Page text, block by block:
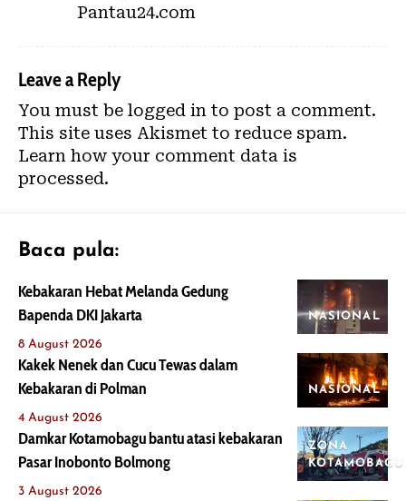
Pantau24.com
Leave a Reply
You must be logged in to post a comment.
This site uses Akismet to reduce spam.
Learn how your comment data is
processed.
Baca pula:
NASIONAL
Kebakaran Hebat Melanda Gedung
Bapenda DKI Jakarta
8 August 2026
NASIONAL
Kakek Nenek dan Cucu Tewas dalam
Kebakaran di Polman
4 August 2026
ZONA
KOTAMOBAGU
Damkar Kotamobagu bantu atasi kebakaran
Pasar Inobonto Bolmong
3 August 2026